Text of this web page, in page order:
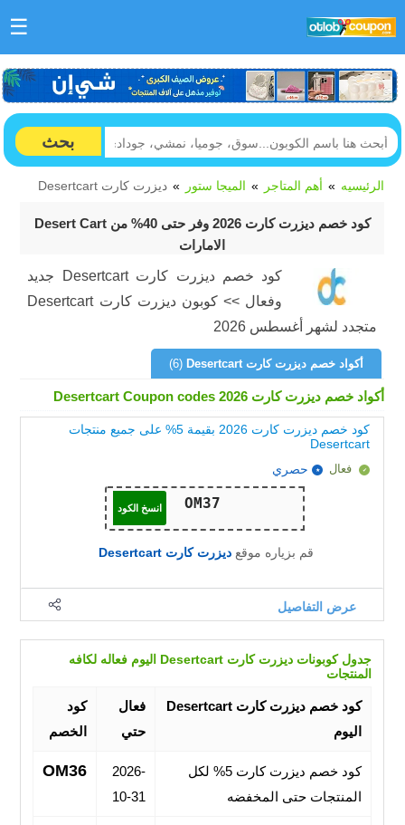
☰
بحث
الرئيسيه أهم المتاجر الميجا ستور ديزرت كارت Desertcart
كود خصم ديزرت كارت 2026 وفر حتى 40% من Desert Cart
الامارات
كود خصم ديزرت كارت Desertcart جديد
وفعال >> كوبون ديزرت كارت Desertcart
متجدد لشهر أغسطس 2026
أكواد خصم ديزرت كارت Desertcart (6)
أكواد خصم ديزرت كارت Desertcart Coupon codes 2026
كود خصم ديزرت كارت 2026 بقيمة 5% على جميع منتجات
Desertcart
فعال حصري
انسخ الكود
قم بزياره موقع ديزرت كارت Desertcart
عرض التفاصيل
جدول كوبونات ديزرت كارت Desertcart اليوم فعاله لكافه
المنتجات
كود خصم ديزرت كارت Desertcart
اليوم
فعال
حتي
كود
الخصم
كود خصم ديزرت كارت 5% لكل
المنتجات حتى المخفضه
2026-
10-31
OM36